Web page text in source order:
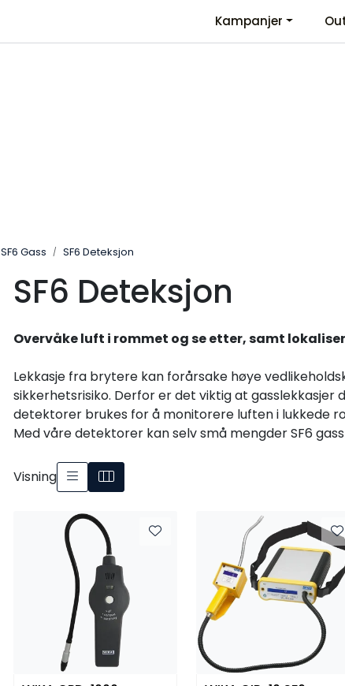
KontaktinformasjonKampanjer
SF6 Gass SF6 Deteksjon
SF6 Deteksjon
Overvåke luft i rommet og se etter, samt
Lekkasje fra brytere kan forårsake høye
sikkerhetsrisiko. Derfor er det viktig at
detektorer brukes for å monitorere luften i lukkede
Med våre detektorer kan selv små mengder SF6
Visning